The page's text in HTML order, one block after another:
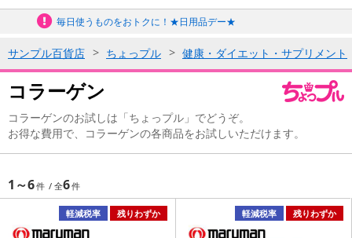
毎日使うものをおトクに！★日用品デー★
サンプル百貨店 ちょっプル 健康・ダイエット・サプリメント
コラーゲン
コラーゲンのお試しは「ちょっプル」でどうぞ。
お得な費用で、コラーゲンの各商品をお試しいただけます。
1～6 6
軽減税率 残りわずか 軽減税率 残りわずか